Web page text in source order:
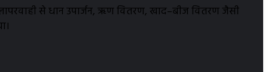
से धान उपार्जन, ऋण वितरण, खाद–बीज वितरण जैसी